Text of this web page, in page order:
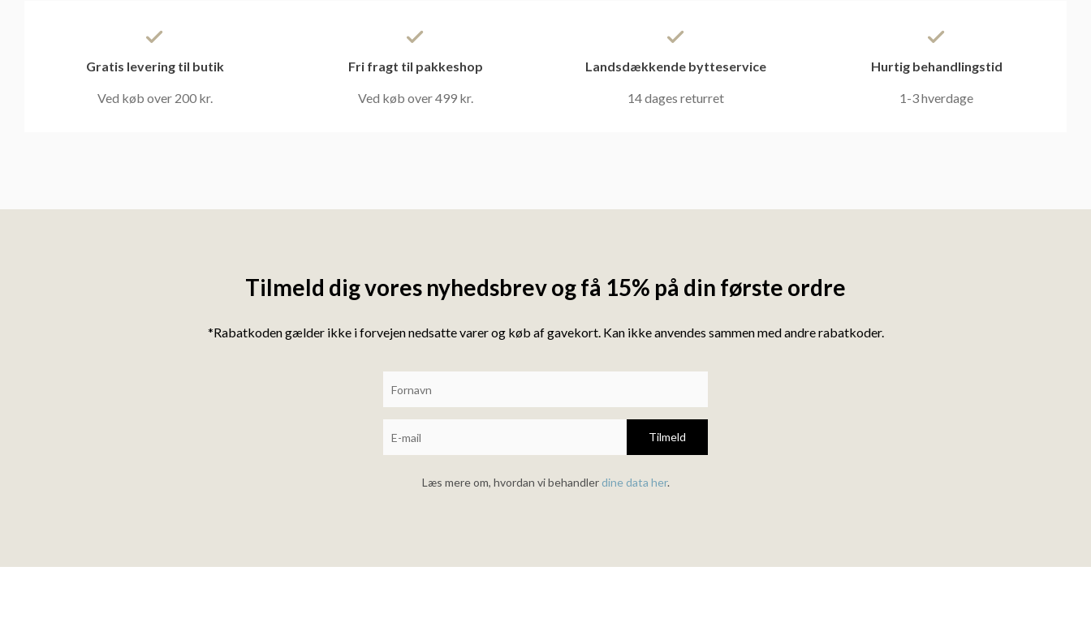
Gratis levering til butik
Ved køb over 200 kr.
Fri fragt til pakkeshop
Ved køb over 499 kr.
Landsdækkende bytteservice
14 dages returret
Hurtig behandlingstid
1-3 hverdage
Tilmeld dig vores nyhedsbrev og få 15% på din første ordre
*Rabatkoden gælder ikke i forvejen nedsatte varer og køb af gavekort. Kan ikke anvendes sammen med andre rabatkoder.
Tilmeld
Læs mere om, hvordan vi behandlerdine data her.